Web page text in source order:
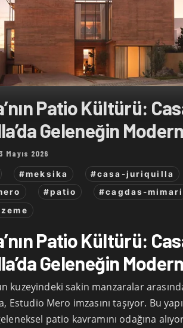
Patio Kültürü:
Geleneğin
Mayıs 2026
#meksika
#casa-juriquilla
#patio
#cagdas-mimari
Patio Kültürü:
Geleneğin
kuzeyindeki sakin manzaralar
Estudio Mero imzasını taşıyor. Bu
patio kavramını odağına